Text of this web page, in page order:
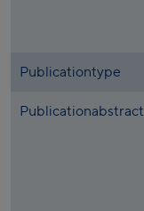
Publicationtype
Publicationabstract